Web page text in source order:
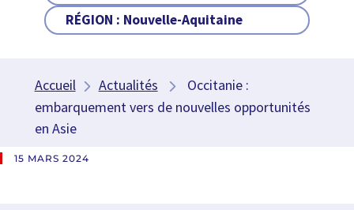
RÉGION : Nouvelle-Aquitaine
Accueil Actualités
Occitanie :
embarquement vers de nouvelles opportunités
en Asie
15 MARS 2024